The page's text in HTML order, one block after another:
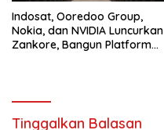
Indosat, Ooredoo Group,
Nokia, dan NVIDIA Luncurkan
Zankore, Bangun Platform
Tinggalkan Balasan